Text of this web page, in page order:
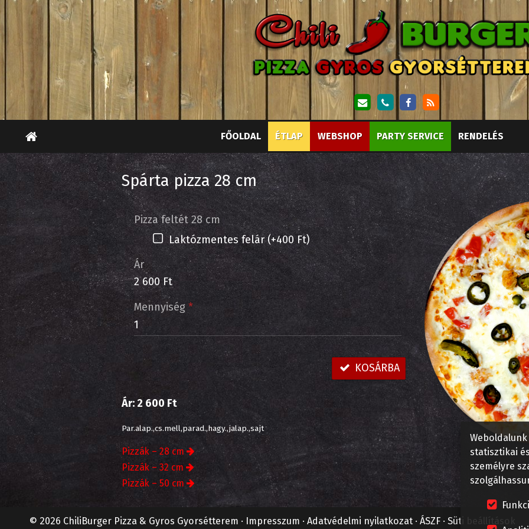
FŐOLDAL ÉTLAP WEBSHOP PARTY SERVICE RENDELÉS
Spárta pizza 28 cm
Pizza feltét 28 cm
Laktózmentes felár (+400 Ft)
Ár
2 600 Ft
Mennyiség *
KOSÁRBA
Ár: 2 600 Ft
Par.alap.,cs.mell,parad.,hagy.,jalap.,sajt
Pizzák – 28 cm
Pizzák – 32 cm
Pizzák – 50 cm
© 2026 ChiliBurger Pizza & Gyros Gyorsétterem Impresszum Adatvédelmi nyilatkozat ÁSZF Süti beállítások
statisztikai
személyre